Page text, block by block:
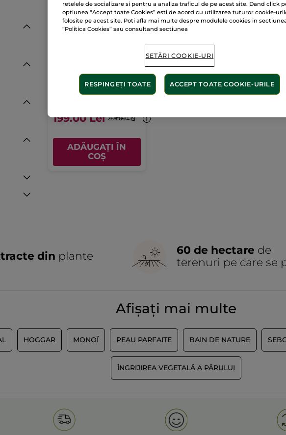
75 ml
(645)
199.00 Lei 269.00 Lei
ADĂUGAȚI ÎN
COȘ
din plante 60 de hectare de
terenuri pe care se
Afișați mai multe
HOGGAR MONOÏ PEAU PARFAITE BAIN DE NATURE
ÎNGRIJIREA VEGETALĂ A PĂRULUI
retelele de socializare si pentru a analiza traficul de pe acest site. Dand click
optiunea “Accept toate Cookies” esti de acord cu utilizarea tuturor cookie-
folosite pe acest site. Poti afla mai multe despre modulele cookies in
“Politica Cookies” sau consultand sectiunea
SETĂRI COOKIE-URI
RESPINGEȚI TOATE ACCEPT TOATE COOKIE-URILE